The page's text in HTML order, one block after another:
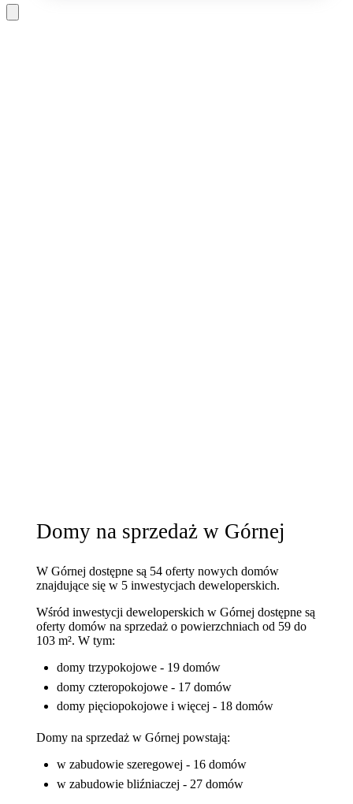
Domy na sprzedaż w Górnej
W Górnej dostępne są 54 oferty nowych domów
znajdujące się w 5 inwestycjach deweloperskich.
Wśród inwestycji deweloperskich w Górnej dostępne są
oferty domów na sprzedaż o powierzchniach od 59 do
103 m². W tym:
domy trzypokojowe - 19 domów
domy czteropokojowe - 17 domów
domy pięciopokojowe i więcej - 18 domów
Domy na sprzedaż w Górnej powstają:
w zabudowie szeregowej - 16 domów
w zabudowie bliźniaczej - 27 domów